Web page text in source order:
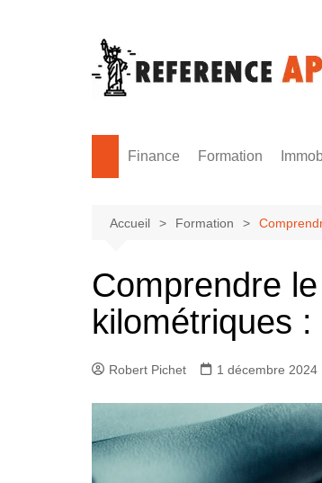
Finance Formation
Accueil Formation
Comprendre
kilométriques
Robert Pichet 1 décembre 2024